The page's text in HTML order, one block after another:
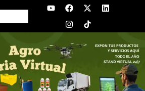
Y
o
b
e
F
a
c
e
o
o
k
X
-
t
w
t
L
i
d
n
I
n
s
t
g
r
a